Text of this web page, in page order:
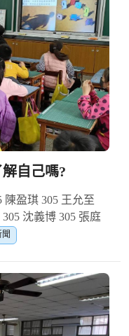
自己嗎?
陳盈琪 305 王允至
沈義博 305 張庭